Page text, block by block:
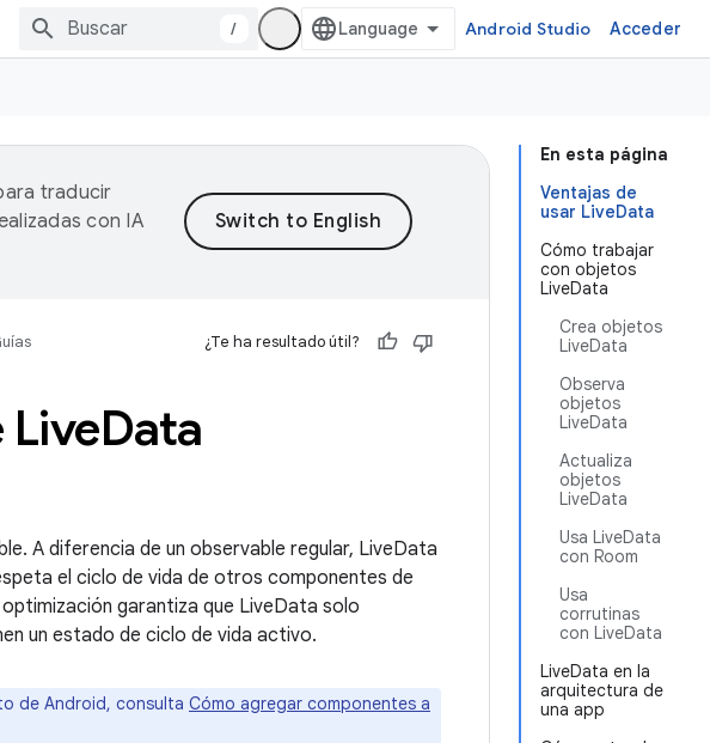
/ Android Studio Acceder
En esta página
Ventajas de
usar LiveData
Cómo trabajar
con objetos
LiveData
Crea objetos
LiveData
Observa
objetos
LiveData
Actualiza
objetos
LiveData
Usa LiveData
con Room
Usa
corrutinas
con LiveData
LiveData en la
arquitectura de
una app
traducir
con IA
¿Te ha resultado útil?
Data
A diferencia de un observable regular, LiveData
el ciclo de vida de otros componentes de
garantiza que LiveData solo
un estado de ciclo de vida activo.
de Android, consulta Cómo agregar componentes a